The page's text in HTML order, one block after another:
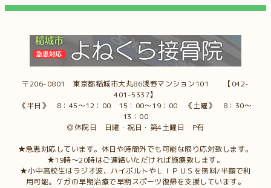
〒206-0801 東京都稲城市大丸86浅野マンション101 【042-
401-5337】
《平日》 8：45～12：00 15：00～19：00 《土曜》 8：30～
13：00
◎休院日 日曜・祝日・第4土曜日 P有
★急患対応しています。休日や時間外でも可能な限り応対致します。
★19時～20時はご連絡いただければ施療致します。
★小中高校生はラジオ波、ハイボルトやＬＩＰＵＳを無料/半額で利
用可能。ケガの早期治療で早期スポーツ復帰を支援しています。